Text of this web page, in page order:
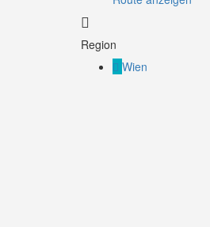
Region
Wien